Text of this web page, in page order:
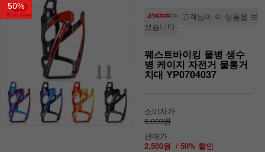
50%
4269명의 고객님이 이 상품을 보
셨습니다
웨스트바이킹 물병 생수
병 케이지 자전거 물통거
치대 YP0704037
소비자가
5,000원
판매가
2,500원 / 50% 할인